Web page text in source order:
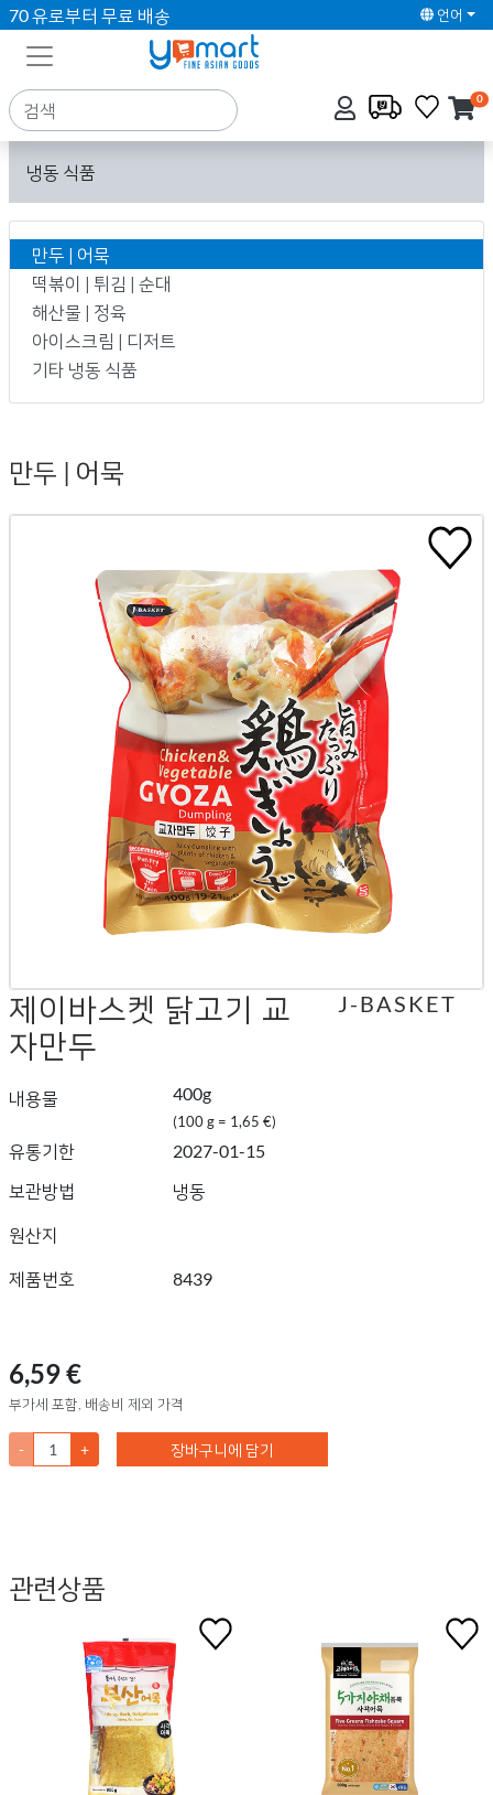
70 유로부터 무료 배송 언어
0
냉동 식품
만두 | 어묵
떡볶이 | 튀김 | 순대
해산물 | 정육
아이스크림 | 디저트
기타 냉동 식품
만두 | 어묵
제이바스켓 닭고기 교
자만두
내용물 400g
(100 g = 1,65 €)
유통기한
2027-01-15
보관방법
냉동
원산지
제품번호 8439
J-BASKET
6,59 €
부가세 포함, 배송비 제외 가격
- + 장바구니에 담기
관련상품